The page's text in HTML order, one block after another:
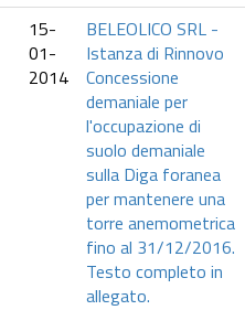
15-
01-
2014
BELEOLICO SRL -
Istanza di Rinnovo
Concessione
demaniale per
l'occupazione di
suolo demaniale
sulla Diga foranea
per mantenere una
torre anemometrica
fino al 31/12/2016.
Testo completo in
allegato.